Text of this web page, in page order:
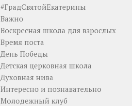
#ГрадСвятойЕкатерины
Важно
Воскресная школа для взрослых
Время поста
День Победы
Детская церковная школа
Духовная нива
Интересно и познавательно
Молодежный клуб